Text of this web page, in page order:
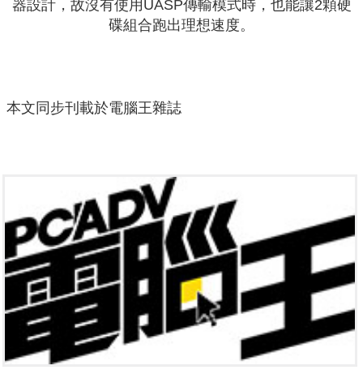
器設計，故沒有使用UASP傳輸模式時，也能讓2顆硬
碟組合跑出理想速度。
本文同步刊載於電腦王雜誌